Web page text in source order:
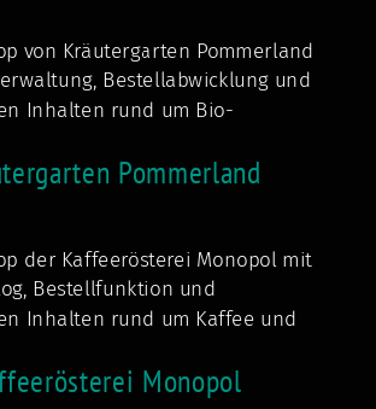
Pommerland
Monopol